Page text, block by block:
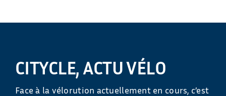
CITYCLE, ACTU VÉLO
Face à la vélorution actuellement en cours, c’est